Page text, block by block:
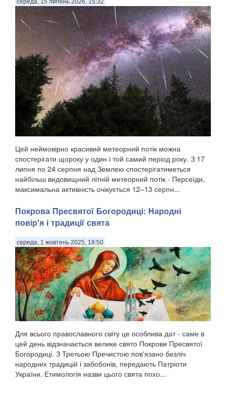
Цей неймовірно красивий метеорний потік можна
спостерігати щороку у один і той самий період року. З 17
липня по 24 серпня над Землею спостерігатиметься
найбільш видовищний літній метеорний потік - Персеїди,
максимальна активність очікується 12–13 серпн...
Покрова Пресвятої Богородиці: Народні
повір'я і традиції свята
середа, 1 жовтень 2025, 19:50
Для всього православного світу це особлива дат - саме в
цей день відзначається велике свято Покрови Пресвятої
Богородиці. З Третьою Пречистою пов'язано безліч
народних традицій і забобонів, передають Патріоти
України. Етимологія назви цього свята похо...